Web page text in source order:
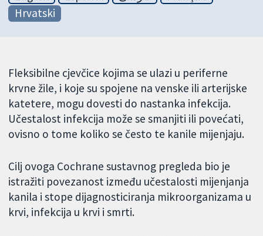
Hrvatski
Fleksibilne cjevčice kojima se ulazi u periferne
krvne žile, i koje su spojene na venske ili arterijske
katetere, mogu dovesti do nastanka infekcija.
Učestalost infekcija može se smanjiti ili povećati,
ovisno o tome koliko se često te kanile mijenjaju.
Cilj ovoga Cochrane sustavnog pregleda bio je
istražiti povezanost između učestalosti mijenjanja
kanila i stope dijagnosticiranja mikroorganizama u
krvi, infekcija u krvi i smrti.